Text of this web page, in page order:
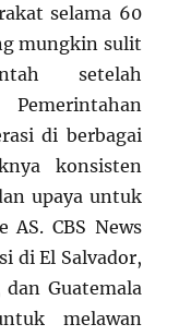
selama 60
mungkin sulit
setelah
di berbagai
konsisten
upaya untuk
CBS News
di El Salvador,
Guatemala
melawan